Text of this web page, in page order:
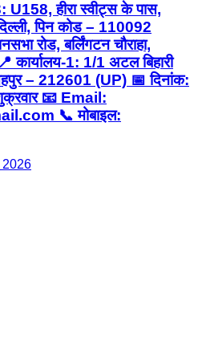
U158, हीरा स्वीट्स के पास,
दिल्ली, पिन कोड – 110092
रोड, बर्लिंगटन चौराहा,
1: 1/1 अटल बिहारी
फतेहपुर – 212601 (UP) 📅 दिनांक:
📧 Email:
📞 मोबाइल:
2026